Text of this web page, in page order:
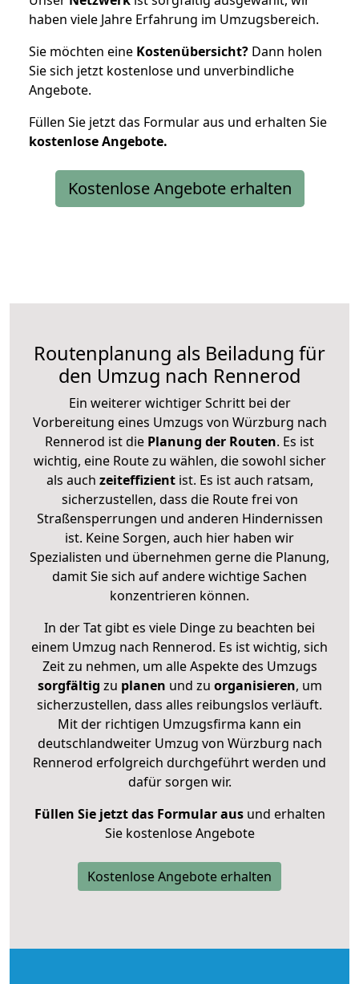
haben viele Jahre Erfahrung im Umzugsbereich.
Sie möchten eine Kostenübersicht? Dann holen
Sie sich jetzt kostenlose und unverbindliche
Angebote.
Füllen Sie jetzt das Formular aus und erhalten Sie
kostenloseAngebote.
Kostenlose Angebote erhalten
Routenplanung als Beiladung für
den Umzug nach Rennerod
Ein weiterer wichtiger Schritt bei der
Vorbereitung eines Umzugs von Würzburg nach
Rennerod ist die Planung der Routen. Es ist
wichtig, eine Route zu wählen, die sowohl sicher
als auch zeiteffizientist. Es ist auch ratsam,
sicherzustellen, dass die Route frei von
Straßensperrungen und anderen Hindernissen
ist. Keine Sorgen, auch hier haben wir
Spezialisten und übernehmen gerne die Planung,
damit Sie sich auf andere wichtige Sachen
konzentrieren können.
In der Tat gibt es viele Dinge zu beachten bei
einem Umzug nach Rennerod. Es ist wichtig, sich
Zeit zu nehmen, um alle Aspekte des Umzugs
sorgfältig zu planen und zu organisieren, um
sicherzustellen, dass alles reibungslos verläuft.
Mit der richtigen Umzugsfirma kann ein
deutschlandweiter Umzug von Würzburg nach
Rennerod erfolgreich durchgeführt werden und
dafür sorgen wir.
Füllen Sie jetzt das Formular ausund erhalten
Sie kostenlose Angebote
Kostenlose Angebote erhalten